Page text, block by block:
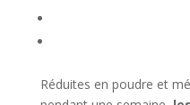
Réduites en poudre et